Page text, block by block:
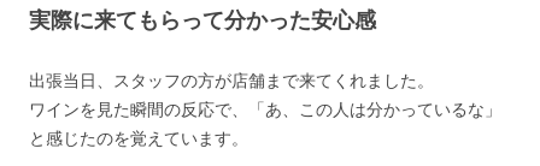
実際に来てもらって分かった安心感
出張当日、スタッフの方が店舗まで来てくれました。
ワインを見た瞬間の反応で、「あ、この人は分かっているな」
と感じたのを覚えています。